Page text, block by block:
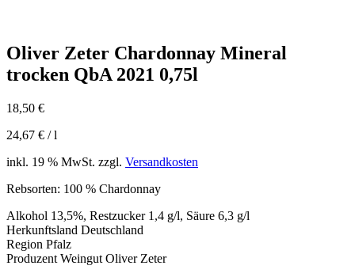
Oliver Zeter Chardonnay Mineral
trocken QbA 2021 0,75l
18,50 €
24,67 € /l
inkl. 19 % MwSt. zzgl. Versandkosten
Rebsorten: 100 % Chardonnay
Alkohol 13,5%, Restzucker 1,4 g/l, Säure 6,3 g/l
Herkunftsland Deutschland
Region Pfalz
Produzent Weingut Oliver Zeter